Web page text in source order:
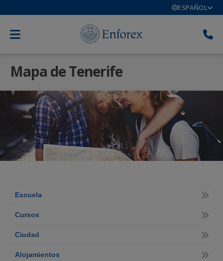
ESPAÑOL
Mapa de Tenerife
Escuela
Cursos
Ciudad
Alojamientos